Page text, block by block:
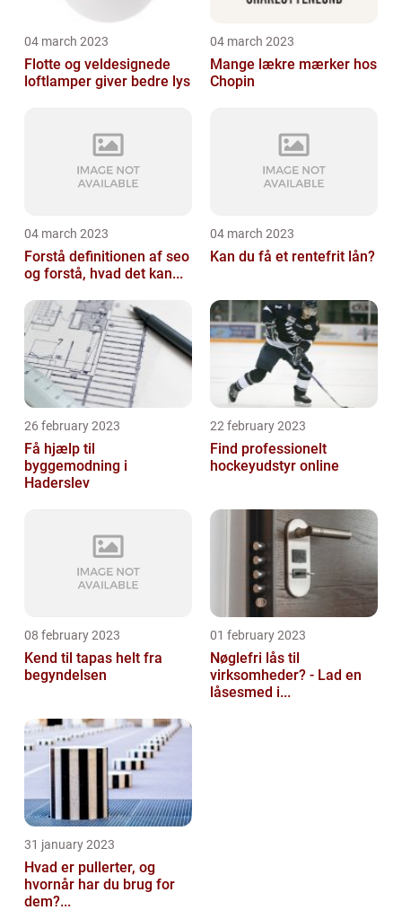
04 march 2023
Flotte og veldesignede
loftlamper giver bedre lys
04 march 2023
Mange lækre mærker hos
Chopin
04 march 2023
Forstå definitionen af seo
og forstå, hvad det kan...
04 march 2023
Kan du få et rentefrit lån?
26 february 2023
Få hjælp til
byggemodning i
Haderslev
22 february 2023
Find professionelt
hockeyudstyr online
08 february 2023
Kend til tapas helt fra
begyndelsen
01 february 2023
Nøglefri lås til
virksomheder? - Lad en
låsesmed i...
31 january 2023
Hvad er pullerter, og
hvornår har du brug for
dem?...